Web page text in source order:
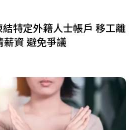
特定外籍人士帳戶 移工離
資 避免爭議